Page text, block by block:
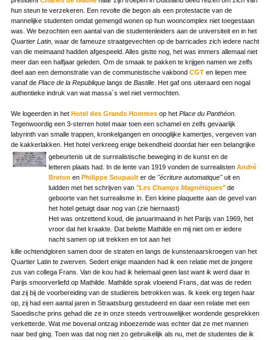
hun steun te verzekeren. Een revolte die begon als een protestactie van de
mannelijke studenten omdat gemengd wonen op hun wooncomplex niet toegestaan
was. We bezochten een aantal van die studentenleiders aan de universiteit en in het
Quartier Latin, waar de fameuze straatgevechten op de barricades zich iedere nacht
van die meimaand hadden afgespeeld. Alles gistte nog, het was immers allemaal niet
meer dan een halfjaar geleden. Om de smaak te pakken te krijgen namen we zelfs
deel aan een demonstratie van de communistische vakbond CGTen liepen mee
vanaf de Place de la Republiquelangs de Bastille. Het gaf ons uiteraard een nogal
authentieke indruk van wat massa´s wel niet vermochten.
We logeerden in het Hotel des Grands Hommesop het Place du Panthéon.
Tegenwoordig een 3-sterren hotel maar toen een schamel en zelfs gevaarlijk
labyrinth van smalle trappen, kronkelgangen en onooglijke kamertjes, vergeven van
de kakkerlakken. Het hotel verkreeg enige bekendheid doordat hier een belangrijke
gebeurtenis uit de surrealistische beweging in de kunst en de
letteren plaats had. In de lente van 1919 vonden de surrealisten André
Breton en Philippe Soupaulter de "écriture automatique"uit en
luidden met het schrijven van "Les Champs Magnétiques"de
geboorte van het surrealisme in. Een kleine plaquette aan de gevel van
het hotel getuigt daar nog van (zie hiernaast)
Het was ontzettend koud, die januarimaand in het Parijs van 1969, het
vroor dat het kraakte. Dat belette Mathilde en mij niet om er iedere
nacht samen op uit trekken en tot aan het
kille ochtendgloren samen door de straten en langs de kunstenaarskroegen van het
Quartier Latin te zwerven. Sedert enige maanden had ik een relatie met de jongere
zus van collega Frans. Van de kou had ik helemaal geen last want ik werd daar in
Parijs smoorverliefd op Mathilde. Mathilde sprak vloeiend Frans, dat was de reden
dat zij bij de voorbereiding van de studiereis betrokken was. Ik keek erg tegen haar
op, zij had een aantal jaren in Straatsburg gestudeerd en daar een relatie met een
Saoedische prins gehad die ze in onze steeds vertrouwelijker wordende gesprekken
verketterde. Wat me bovenal ontzag inboezemde was echter dat ze met mannen
naar bed ging. Toen was dat nog niet zo gebruikelijk als nu, met de studentes die ik